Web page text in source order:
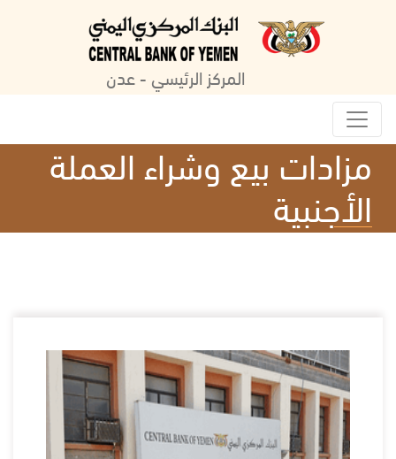
المركز الرئيسي - عدن
مزادات بيع وشراء العملة
الأجنبية